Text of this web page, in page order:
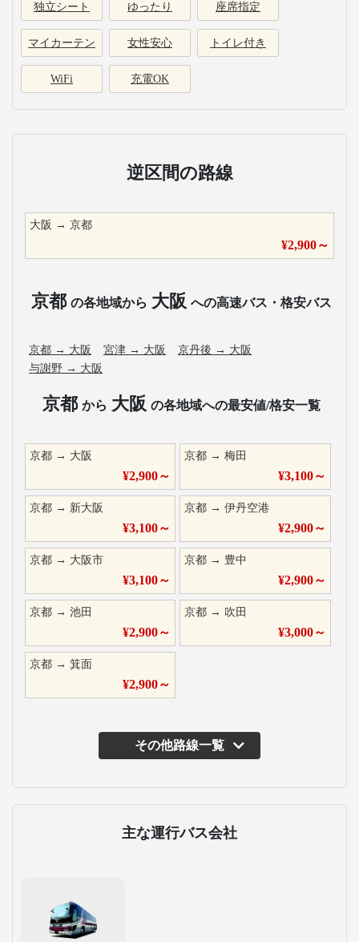
独立シート ゆったり 座席指定
マイカーテン 女性安心 トイレ付き
WiFi 充電OK
逆区間の路線
大阪 → 京都
¥2,900～
京都 の各地域から 大阪 への高速バス・格安バス
京都 → 大阪 宮津 → 大阪 京丹後 → 大阪
与謝野 → 大阪
京都 から 大阪 の各地域への最安値/格安一覧
京都 → 大阪
¥2,900～
京都 →梅田
¥3,100～
京都 → 新大阪
¥3,100～
京都 →伊丹空港
¥2,900～
京都 → 大阪市
¥3,100～
京都 → 豊中
¥2,900～
京都 → 池田
¥2,900～
京都 → 吹田
¥3,000～
京都 → 箕面
¥2,900～
その他路線一覧
主な運行バス会社